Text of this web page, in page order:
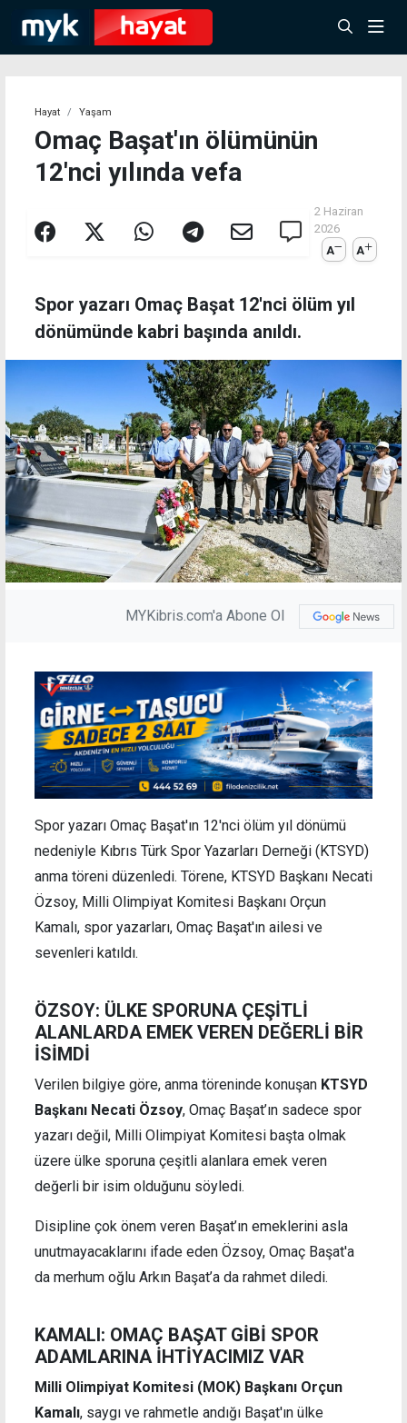
Hayat Yaşam
Omaç Başat'ın ölümünün
12'nci yılında vefa
2 Haziran
2026
A
A
Spor yazarı Omaç Başat 12'nci ölüm yıl
dönümünde kabri başında anıldı.
MYKibris.com'a Abone Ol
Spor yazarı Omaç Başat'ın 12'nci ölüm yıl dönümü
nedeniyle Kıbrıs Türk Spor Yazarları Derneği (KTSYD)
anma töreni düzenledi. Törene, KTSYD Başkanı Necati
Özsoy, Milli Olimpiyat Komitesi Başkanı Orçun
Kamalı, spor yazarları, Omaç Başat'ın ailesi ve
sevenleri katıldı.
ÖZSOY: ÜLKE SPORUNA ÇEŞİTLİ
ALANLARDA EMEK VEREN DEĞERLİ BİR
İSİMDİ
Verilen bilgiye göre, anma töreninde konuşan KTSYD
Başkanı Necati Özsoy, Omaç Başat’ın sadece spor
yazarı değil, Milli Olimpiyat Komitesi başta olmak
üzere ülke sporuna çeşitli alanlara emek veren
değerli bir isim olduğunu söyledi.
Disipline çok önem veren Başat’ın emeklerini asla
unutmayacaklarını ifade eden Özsoy, Omaç Başat'a
da merhum oğlu Arkın Başat’a da rahmet diledi.
KAMALI: OMAÇ BAŞAT GİBİ SPOR
ADAMLARINA İHTİYACIMIZ VAR
Milli Olimpiyat Komitesi (MOK) Başkanı Orçun
Kamalı, saygı ve rahmetle andığı Başat'ın ülke